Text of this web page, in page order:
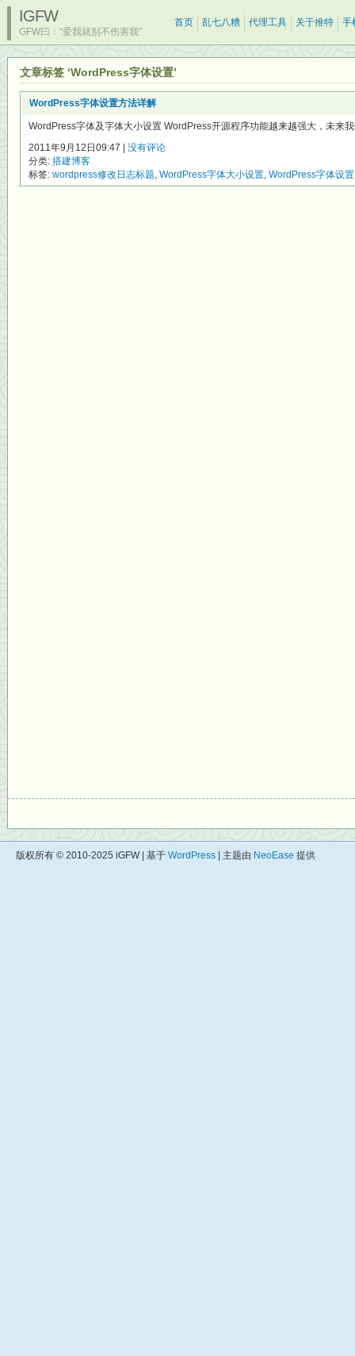
IGFW
GFW曰：“爱我就别不伤害我”
首页 乱七八糟 代理工具 关于推特 手
文章标签 ‘WordPress字体设置’
WordPress字体设置方法详解
WordPress字体及字体大小设置 WordPress开源程序功能越来越强大，未来
2011年9月12日09:47 | 没有评论
分类: 搭建博客
标签: wordpress修改日志标题, WordPress字体大小设置, WordPress字体设置
版权所有 © 2010-2025 iGFW | 基于 WordPress | 主题由 NeoEase 提供